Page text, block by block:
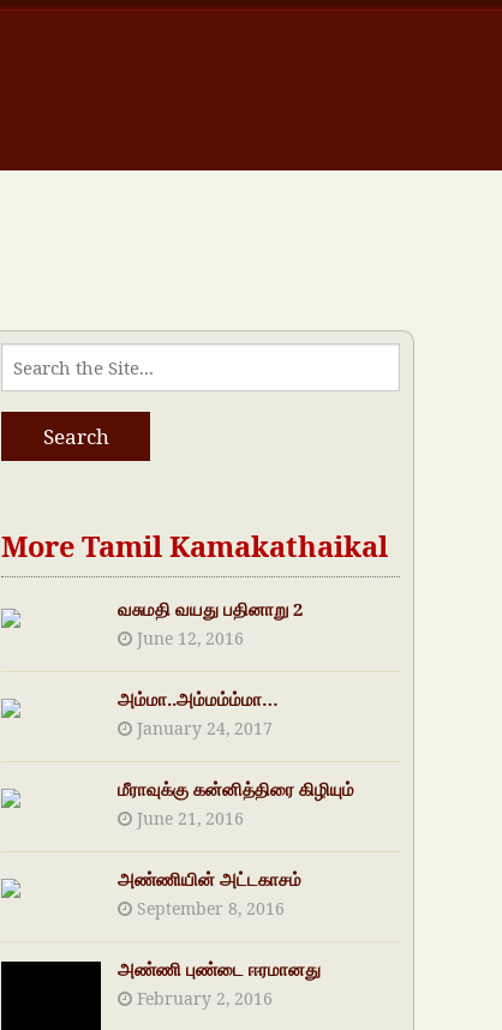
More Tamil Kamakathaikal
வசுமதி வயது பதினாறு 2
June 12, 2016
அம்மா..அம்மம்ம்மா…
January 24, 2017
மீராவுக்கு கன்னித்திரை கிழியும்
June 21, 2016
அண்ணியின் அட்டகாசம்
September 8, 2016
அண்ணி புண்டை ஈரமானது
February 2, 2016